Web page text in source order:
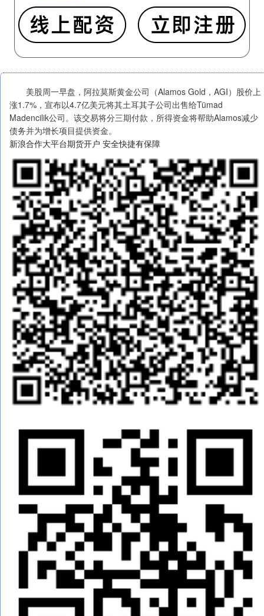
美股周一早盘，阿拉莫斯黄金公司（Alamos Gold，AGI）股价上
涨1.7%，宣布以4.7亿美元将其土耳其子公司出售给Tümad
Madencilik公司。该交易将分三期付款，所得资金将帮助Alamos减少
债务并为增长项目提供资金。
新浪合作大平台期货开户 安全快捷有保障